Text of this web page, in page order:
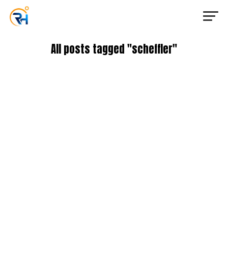
All posts tagged "scheffler"